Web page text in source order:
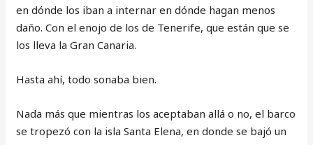
en dónde los iban a internar en dónde hagan menos
daño. Con el enojo de los de Tenerife, que están que se
los lleva la Gran Canaria.
Hasta ahí, todo sonaba bien.
Nada más que mientras los aceptaban allá o no, el barco
se tropezó con la isla Santa Elena, en donde se bajó un